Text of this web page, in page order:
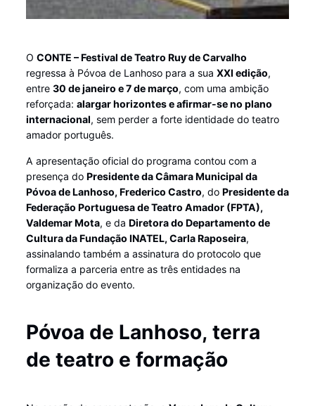
O CONTE – Festival de Teatro Ruy de Carvalho
regressa à Póvoa de Lanhoso para a sua XXI edição,
entre 30 de janeiro e 7 de março, com uma ambição
reforçada: alargar horizontes e afirmar-se no plano
internacional, sem perder a forte identidade do teatro
amador português.
A apresentação oficial do programa contou com a
presença do Presidente da Câmara Municipal da
Póvoa de Lanhoso, Frederico Castro, do Presidente da
Federação Portuguesa de Teatro Amador (FPTA),
Valdemar Mota, e da Diretora do Departamento de
Cultura da Fundação INATEL, Carla Raposeira,
assinalando também a assinatura do protocolo que
formaliza a parceria entre as três entidades na
organização do evento.
Póvoa de Lanhoso, terra
de teatro e formação